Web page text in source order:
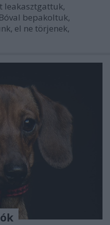
leakasztgattuk,
bepakoltuk,
el ne törjenek,